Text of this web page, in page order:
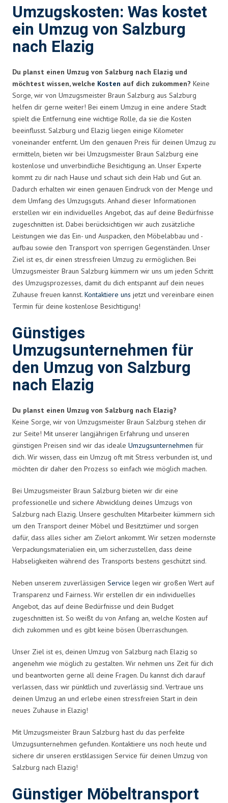
Umzugskosten: Was kostet
ein Umzug von Salzburg
nach Elazig
Du planst einen Umzug von Salzburg nach Elazig und
möchtest wissen, welche Kosten auf dich zukommen? Keine
Sorge, wir von Umzugsmeister Braun Salzburg aus Salzburg
helfen dir gerne weiter! Bei einem Umzug in eine andere Stadt
spielt die Entfernung eine wichtige Rolle, da sie die Kosten
beeinflusst. Salzburg und Elazig liegen einige Kilometer
voneinander entfernt. Um den genauen Preis für deinen Umzug zu
ermitteln, bieten wir bei Umzugsmeister Braun Salzburg eine
kostenlose und unverbindliche Besichtigung an. Unser Experte
kommt zu dir nach Hause und schaut sich dein Hab und Gut an.
Dadurch erhalten wir einen genauen Eindruck von der Menge und
dem Umfang des Umzugsguts. Anhand dieser Informationen
erstellen wir ein individuelles Angebot, das auf deine Bedürfnisse
zugeschnitten ist. Dabei berücksichtigen wir auch zusätzliche
Leistungen wie das Ein- und Auspacken, den Möbelabbau und -
aufbau sowie den Transport von sperrigen Gegenständen. Unser
Ziel ist es, dir einen stressfreien Umzug zu ermöglichen. Bei
Umzugsmeister Braun Salzburg kümmern wir uns um jeden Schritt
des Umzugsprozesses, damit du dich entspannt auf dein neues
Zuhause freuen kannst. Kontaktiere uns jetzt und vereinbare einen
Termin für deine kostenlose Besichtigung!
Günstiges
Umzugsunternehmen für
den Umzug von Salzburg
nach Elazig
Du planst einen Umzug von Salzburg nach Elazig?
Keine Sorge, wir von Umzugsmeister Braun Salzburg stehen dir
zur Seite! Mit unserer langjährigen Erfahrung und unseren
günstigen Preisen sind wir das ideale Umzugsunternehmen für
dich. Wir wissen, dass ein Umzug oft mit Stress verbunden ist, und
möchten dir daher den Prozess so einfach wie möglich machen.
Bei Umzugsmeister Braun Salzburg bieten wir dir eine
professionelle und sichere Abwicklung deines Umzugs von
Salzburg nach Elazig. Unsere geschulten Mitarbeiter kümmern sich
um den Transport deiner Möbel und Besitztümer und sorgen
dafür, dass alles sicher am Zielort ankommt. Wir setzen modernste
Verpackungsmaterialien ein, um sicherzustellen, dass deine
Habseligkeiten während des Transports bestens geschützt sind.
Neben unserem zuverlässigen Service legen wir großen Wert auf
Transparenz und Fairness. Wir erstellen dir ein individuelles
Angebot, das auf deine Bedürfnisse und dein Budget
zugeschnitten ist. So weißt du von Anfang an, welche Kosten auf
dich zukommen und es gibt keine bösen Überraschungen.
Unser Ziel ist es, deinen Umzug von Salzburg nach Elazig so
angenehm wie möglich zu gestalten. Wir nehmen uns Zeit für dich
und beantworten gerne all deine Fragen. Du kannst dich darauf
verlassen, dass wir pünktlich und zuverlässig sind. Vertraue uns
deinen Umzug an und erlebe einen stressfreien Start in dein
neues Zuhause in Elazig!
Mit Umzugsmeister Braun Salzburg hast du das perfekte
Umzugsunternehmen gefunden. Kontaktiere uns noch heute und
sichere dir unseren erstklassigen Service für deinen Umzug von
Salzburg nach Elazig!
Günstiger Möbeltransport